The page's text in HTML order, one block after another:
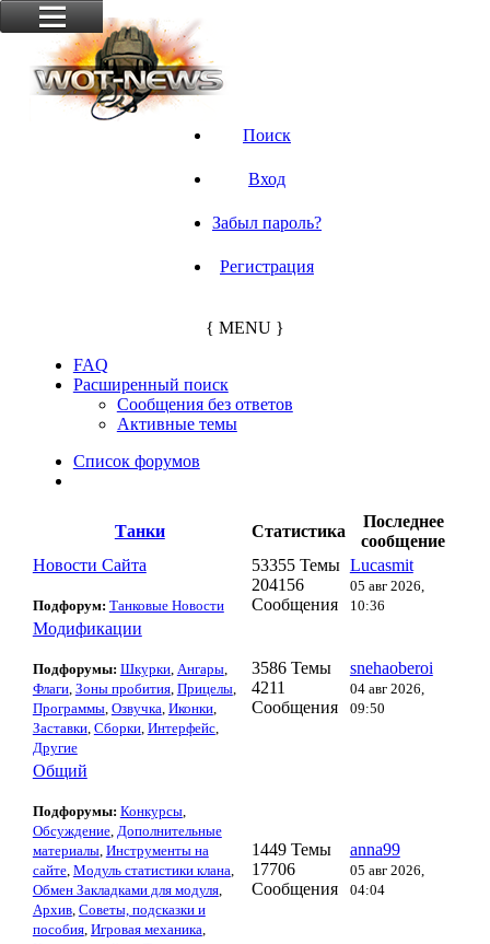
Поиск
Вход
Забыл пароль?
Регистрация
{ MENU }
FAQ
Расширенный поиск
Сообщения без ответов
Активные темы
Список форумов
Танки Статистика
Последнее
сообщение
Новости Сайта
Подфорум: Танковые Новости
53355 Темы
204156
Сообщения
Lucasmit
05 авг 2026,
10:36
Модификации
Подфорумы: Шкурки, Ангары,
Флаги, Зоны пробития, Прицелы,
Программы, Озвучка, Иконки,
Заставки, Сборки, Интерфейс,
Другие
3586 Темы
4211
Сообщения
snehaoberoi
04 авг 2026,
09:50
Общий
Подфорумы: Конкурсы,
Обсуждение, Дополнительные
материалы, Инструменты на
сайте, Модуль статистики клана,
Обмен Закладками для модуля,
Архив, Советы, подсказки и
пособия, Игровая механика,
1449 Темы
17706
Сообщения
anna99
05 авг 2026,
04:04